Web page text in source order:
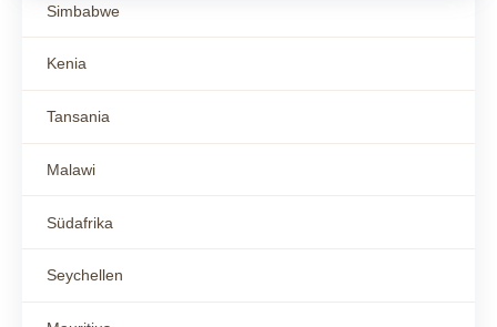
Simbabwe
Kenia
Tansania
Malawi
Südafrika
Seychellen